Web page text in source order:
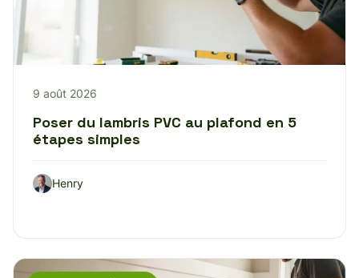
9 août 2026
Poser du lambris PVC au plafond en 5
étapes simples
Henry